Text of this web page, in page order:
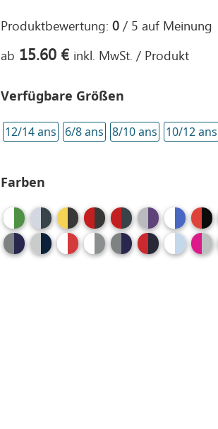
Produktbewertung:0 / 5auf Meinung
ab 15.60 € inkl. MwSt. / Produkt
Verfügbare Größen
12/14 ans 6/8 ans 8/10 ans 10/12 ans
Farben